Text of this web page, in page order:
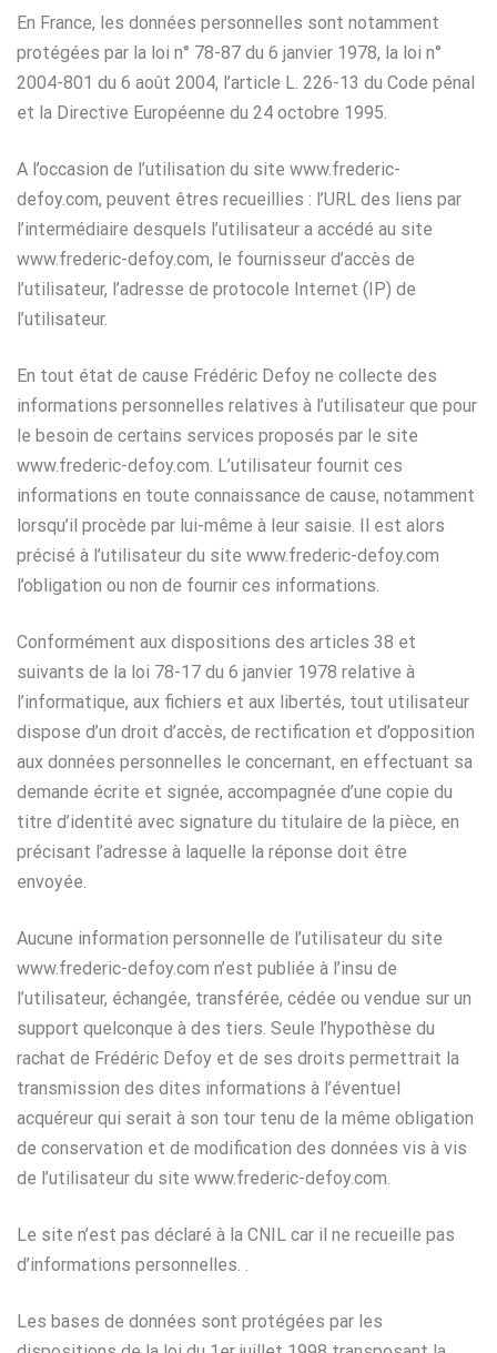
En France, les données personnelles sont notamment
protégées par la loi n° 78-87 du 6 janvier 1978, la loi n°
2004-801 du 6 août 2004, l’article L. 226-13 du Code pénal
et la Directive Européenne du 24 octobre 1995.
A l’occasion de l’utilisation du site www.frederic-
defoy.com, peuvent êtres recueillies : l’URL des liens par
l’intermédiaire desquels l’utilisateur a accédé au site
www.frederic-defoy.com, le fournisseur d’accès de
l’utilisateur, l’adresse de protocole Internet (IP) de
l’utilisateur.
En tout état de cause Frédéric Defoy ne collecte des
informations personnelles relatives à l’utilisateur que pour
le besoin de certains services proposés par le site
www.frederic-defoy.com. L’utilisateur fournit ces
informations en toute connaissance de cause, notamment
lorsqu’il procède par lui-même à leur saisie. Il est alors
précisé à l’utilisateur du site www.frederic-defoy.com
l’obligation ou non de fournir ces informations.
Conformément aux dispositions des articles 38 et
suivants de la loi 78-17 du 6 janvier 1978 relative à
l’informatique, aux fichiers et aux libertés, tout utilisateur
dispose d’un droit d’accès, de rectification et d’opposition
aux données personnelles le concernant, en effectuant sa
demande écrite et signée, accompagnée d’une copie du
titre d’identité avec signature du titulaire de la pièce, en
précisant l’adresse à laquelle la réponse doit être
envoyée.
Aucune information personnelle de l’utilisateur du site
www.frederic-defoy.com n’est publiée à l’insu de
l’utilisateur, échangée, transférée, cédée ou vendue sur un
support quelconque à des tiers. Seule l’hypothèse du
rachat de Frédéric Defoy et de ses droits permettrait la
transmission des dites informations à l’éventuel
acquéreur qui serait à son tour tenu de la même obligation
de conservation et de modification des données vis à vis
de l’utilisateur du site www.frederic-defoy.com.
Le site n’est pas déclaré à la CNIL car il ne recueille pas
d’informations personnelles. .
Les bases de données sont protégées par les